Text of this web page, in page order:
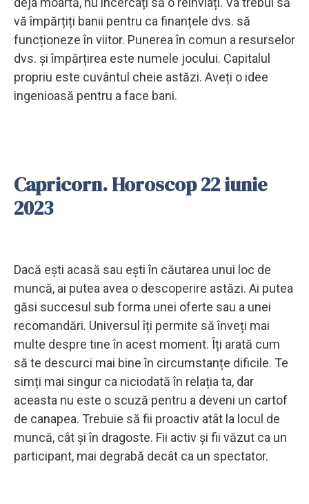
vă împărțiți banii pentru ca finanțele dvs. să
funcționeze în viitor. Punerea în comun a resurselor
dvs. și împărțirea este numele jocului. Capitalul
propriu este cuvântul cheie astăzi. Aveți o idee
ingenioasă pentru a face bani.
Capricorn. Horoscop 22 iunie
2023
Dacă ești acasă sau ești în căutarea unui loc de
muncă, ai putea avea o descoperire astăzi. Ai putea
găsi succesul sub forma unei oferte sau a unei
recomandări. Universul îți permite să înveți mai
multe despre tine în acest moment. Îți arată cum
să te descurci mai bine în circumstanțe dificile. Te
simți mai singur ca niciodată în relația ta, dar
aceasta nu este o scuză pentru a deveni un cartof
de canapea. Trebuie să fii proactiv atât la locul de
muncă, cât și în dragoste. Fii activ și fii văzut ca un
participant, mai degrabă decât ca un spectator.